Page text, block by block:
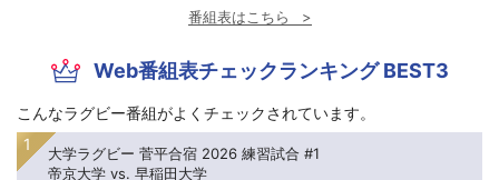
番組表はこちら
Web番組表チェックランキング BEST3
こんなラグビー番組がよくチェックされています。
大学ラグビー 菅平合宿 2026 練習試合 #1
帝京大学 vs. 早稲田大学